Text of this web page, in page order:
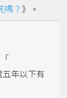
嗎？ 》。
年以下有